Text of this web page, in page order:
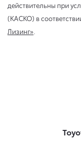
действительны при
(КАСКО) в
Лизинг»